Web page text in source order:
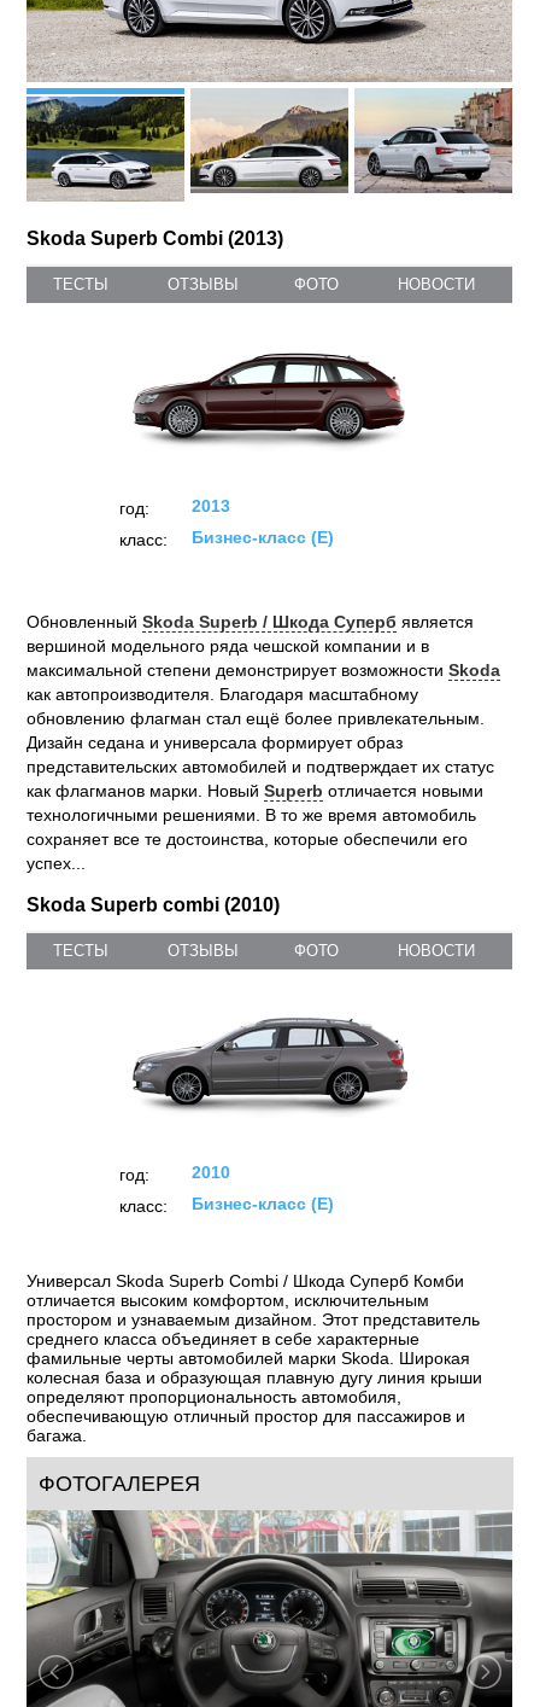
Skoda Superb Combi (2013)
ТЕСТЫ ОТЗЫВЫ ФОТО НОВОСТИ
год:
2013
класс:
Бизнес-класс (E)
ОбновленныйSkoda Superb / Шкода Суперб является
вершиной модельного ряда чешской компании и в
максимальной степени демонстрирует возможностиSkoda
как автопроизводителя. Благодаря масштабному
обновлению флагман стал ещё более привлекательным.
Дизайн седана и универсала формирует образ
представительских автомобилей и подтверждает их статус
как флагманов марки. НовыйSuperb отличается новыми
технологичными решениями. В то же время автомобиль
сохраняет все те достоинства, которые обеспечили его
успех...
Skoda Superb combi (2010)
ТЕСТЫ ОТЗЫВЫ ФОТО НОВОСТИ
год:
2010
класс:
Бизнес-класс (E)
Универсал Skoda Superb Combi / Шкода Суперб Комби
отличается высоким комфортом, исключительным
простором и узнаваемым дизайном. Этот представитель
среднего класса объединяет в себе характерные
фамильные черты автомобилей марки Skoda. Широкая
колесная база и образующая плавную дугу линия крыши
определяют пропорциональность автомобиля,
обеспечивающую отличный простор для пассажиров и
багажа.
ФОТОГАЛЕРЕЯ